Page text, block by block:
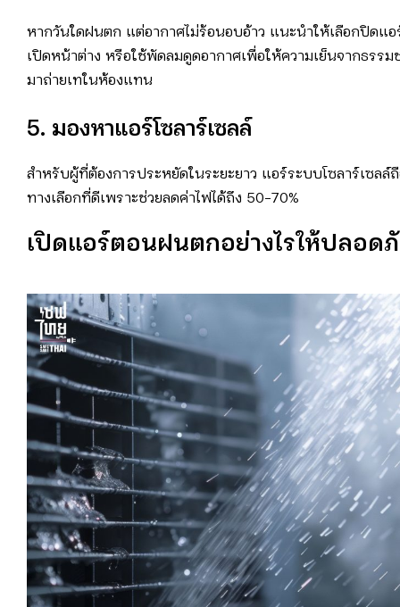
หากวันใดฝนตก แต่อากาศไม่ร้อนอบอ้าว แนะนำให้เลือกปิดแอ
เปิดหน้าต่าง หรือใช้พัดลมดูดอากาศเพื่อให้ความเย็นจากธรรม
มาถ่ายเทในห้องแทน
5. มองหาแอร์โซลาร์เซลล์
สำหรับผู้ที่ต้องการประหยัดในระยะยาว แอร์ระบบโซลาร์เซลล์
ทางเลือกที่ดีเพราะช่วยลดค่าไฟได้ถึง 50-70%
เปิดแอร์ตอนฝนตกอย่างไรให้ปลอด